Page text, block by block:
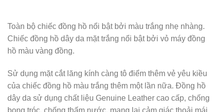
Toàn bộ chiếc đồng hồ nổi bật bởi màu trắng nhẹ nhàng.
Chiếc đồng hồ dây da mặt trắng nổi bật bởi vỏ máy đồng
hồ màu vàng đồng.
Sử dụng mặt cắt lăng kính càng tô điểm thêm vẻ yêu kiều
của chiếc đồng hồ màu trắng thêm một lần nữa. Đồng hồ
dây da sử dụng chất liệu Genuine Leather cao cấp, chống
bong tróc, chống thấm nước, mang lại cảm giác thoải mái